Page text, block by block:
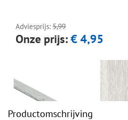
Adviesprijs: 5,99
Onze prijs:€ 4,95
Productomschrijving